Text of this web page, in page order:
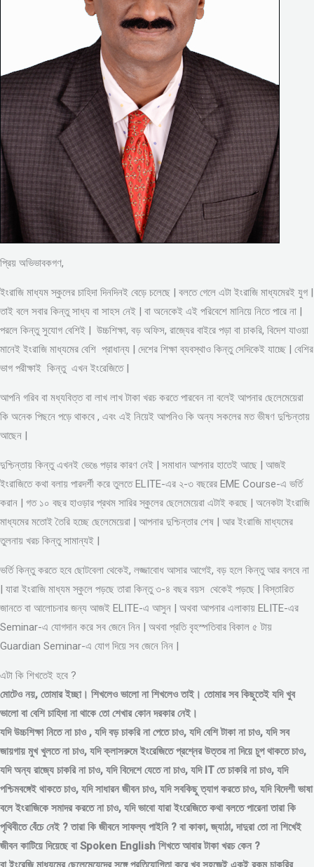
প্রিয় অভিভাবকগণ,
ইংরাজি মাধ্যম স্কুলের চাহিদা দিনদিনই বেড়ে চলেছে | বলতে গেলে এটা ইংরাজি মাধ্যমেরই যুগ |
তাই বলে সবার কিন্তু সাধ্য বা সাহস নেই | বা অনেকেই এই পরিবেশে মানিয়ে নিতে পারে না |
পরলে কিন্তু সুযোগ বেশিই | উচ্চশিক্ষা, বড় অফিস, রাজ্যের বাইরে পড়া বা চাকরি, বিদেশ যাওয়া
মানেই ইংরাজি মাধ্যমের বেশি প্রাধান্য | দেশের শিক্ষা ব্যবস্থাও কিন্তু সেদিকেই যাচ্ছে | বেশির
ভাগ পরীক্ষাই কিন্তু এখন ইংরেজিতে |
আপনি গরিব বা মধ্যবিত্ত বা লাখ লাখ টাকা খরচ করতে পারবেন না বলেই আপনার ছেলেমেয়েরা
কি অনেক পিছনে পড়ে থাকবে , এবং এই নিয়েই আপনিও কি অন্য সকলের মত ভীষণ দুশ্চিন্তায়
আছেন |
দুশ্চিন্তায় কিন্তু এখনই ভেঙে পড়ার কারণ নেই | সমাধান আপনার হাতেই আছে | আজই
ইংরাজিতে কথা বলায় পারদর্শী করে তুলতে ELITE-এর ২-৩ বছরের EME Course-এ ভর্তি
করান | গত ১০ বছর হাওড়ার প্রথম সারির স্কুলের ছেলেমেয়েরা এটাই করছে | অনেকটা ইংরাজি
মাধ্যমের মতোই তৈরি হচ্ছে ছেলেমেয়েরা | আপনার দুশ্চিন্তার শেষ | আর ইংরাজি মাধ্যমের
তুলনায় খরচ কিন্তু সামান্যই |
ভর্তি কিন্তু করতে হবে ছোটবেলা থেকেই, লজ্জাবোধ আসার আগেই, বড় হলে কিন্তু আর বলবে না
| যারা ইংরাজি মাধ্যম স্কুলে পড়ছে তারা কিন্তু ৩-৪ বছর বয়স থেকেই পড়ছে | বিস্তারিত
জানতে বা আলোচনার জন্য আজই ELITE-এ আসুন | অথবা আপনার এলাকায় ELITE-এর
Seminar-এ যোগদান করে সব জেনে নিন | অথবা প্রতি বৃহস্পতিবার বিকাল ৫ টায়
Guardian Seminar-এ যোগ দিয়ে সব জেনে নিন |
এটা কি শিখতেই হবে ?
মোটেও নয়, তোমার ইচ্ছা। শিখলেও ভালো না শিখলেও তাই। তোমার সব কিছুতেই যদি খুব
ভালো বা বেশি চাহিদা না থাকে তো শেখার কোন দরকার নেই।
যদি উচ্চশিক্ষা নিতে না চাও , যদি বড় চাকরি না পেতে চাও, যদি বেশি টাকা না চাও, যদি সব
জায়গায় মুখ খুলতে না চাও, যদি ক্লাসরুমে ইংরেজিতে প্রশ্নের উত্তর না দিয়ে চুপ থাকতে চাও,
যদি অন্য রাজ্যে চাকরি না চাও, যদি বিদেশে যেতে না চাও, যদি IT তে চাকরি না চাও, যদি
পশ্চিমবঙ্গেই থাকতে চাও, যদি সাধারন জীবন চাও, যদি সবকিছু ত্যাগ করতে চাও, যদি বিদেশী ভাষা
বলে ইংরাজিকে সমাদর করতে না চাও, যদি ভাবো যারা ইংরেজিতে কথা বলতে পারেনা তারা কি
পৃথিবীতে বেঁচে নেই ? তারা কি জীবনে সাফল্য পাইনি ? বা কাকা, জ্যাঠা, দাদুরা তো না শিখেই
জীবন কাটিয়ে দিয়েছে বা Spoken English শিখতে আবার টাকা খরচ কেন ?